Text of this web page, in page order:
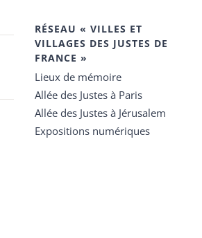
RÉSEAU « VILLES ET
VILLAGES DES JUSTES DE
FRANCE »
Lieux de mémoire
Allée des Justes à Paris
Allée des Justes à Jérusalem
Expositions numériques